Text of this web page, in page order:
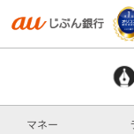
マネー